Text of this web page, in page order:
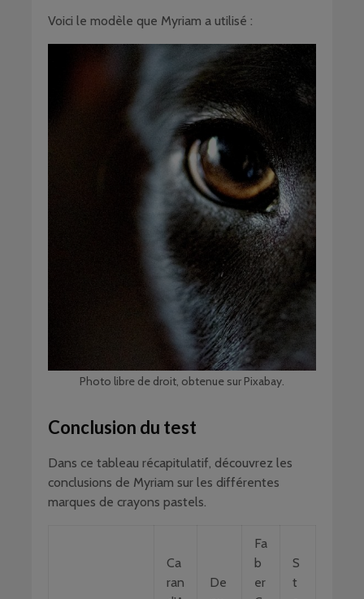
Voici le modèle que Myriam a utilisé :
Photo libre de droit, obtenue sur Pixabay.
Conclusion du test
Dans ce tableau récapitulatif, découvrez les
conclusions de Myriam sur les différentes
marques de crayons pastels.
Ca
ran
De
Fa
b
er
S
t